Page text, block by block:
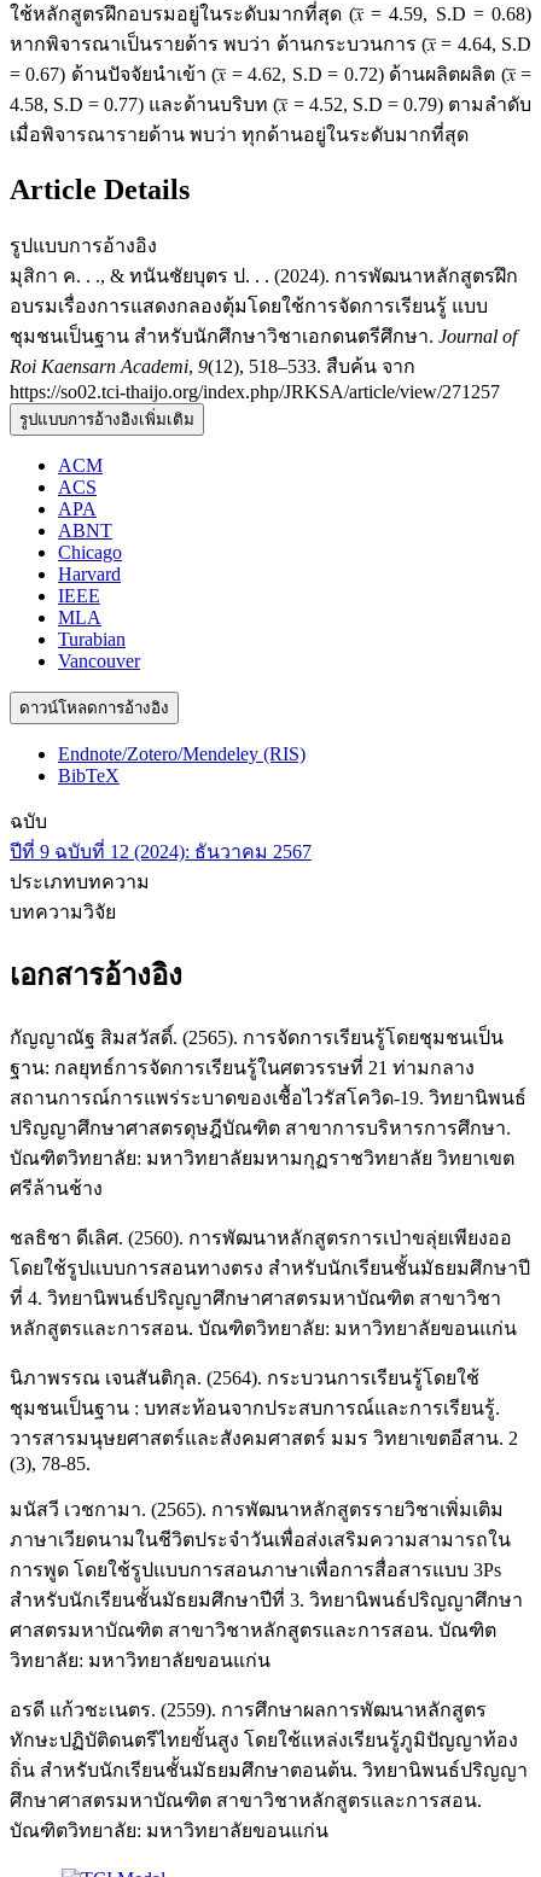
ใช้หลักสูตรฝึกอบรมอยู่ในระดับมากที่สุด (𝑥̅ = 4.59, S.D = 0.68)
หากพิจารณาเป็นรายด้าร พบว่า ด้านกระบวนการ (𝑥̅ = 4.64, S.D
= 0.67) ด้านปัจจัยนำเข้า (𝑥̅ = 4.62, S.D = 0.72) ด้านผลิตผลิต (𝑥̅ =
4.58, S.D = 0.77) และด้านบริบท (𝑥̅ = 4.52, S.D = 0.79) ตามลำดับ
เมื่อพิจารณารายด้าน พบว่า ทุกด้านอยู่ในระดับมากที่สุด
Article Details
รูปแบบการอ้างอิง
มุสิกา ค. . ., & ทนันชัยบุตร ป. . . (2024). การพัฒนาหลักสูตรฝึก
อบรมเรื่องการแสดงกลองตุ้มโดยใช้การจัดการเรียนรู้ แบบ
ชุมชนเป็นฐาน สำหรับนักศึกษาวิชาเอกดนตรีศึกษา. Journal of
Roi Kaensarn Academi, 9(12), 518–533. สืบค้น จาก
https://so02.tci-thaijo.org/index.php/JRKSA/article/view/271257
รูปแบบการอ้างอิงเพิ่มเติม
ACM
ACS
APA
ABNT
Chicago
Harvard
IEEE
MLA
Turabian
Vancouver
ดาวน์โหลดการอ้างอิง
Endnote/Zotero/Mendeley (RIS)
BibTeX
ฉบับ
ปีที่ 9 ฉบับที่ 12 (2024): ธันวาคม 2567
ประเภทบทความ
บทความวิจัย
เอกสารอ้างอิง
กัญญาณัฐ สิมสวัสดิ์. (2565). การจัดการเรียนรู้โดยชุมชนเป็น
ฐาน: กลยุทธ์การจัดการเรียนรู้ในศตวรรษที่ 21 ท่ามกลาง
สถานการณ์การแพร่ระบาดของเชื้อไวรัสโควิด-19. วิทยานิพนธ์
ปริญญาศึกษาศาสตรดุษฎีบัณฑิต สาขาการบริหารการศึกษา.
บัณฑิตวิทยาลัย: มหาวิทยาลัยมหามกุฏราชวิทยาลัย วิทยาเขต
ศรีล้านช้าง
ชลธิชา ดีเลิศ. (2560). การพัฒนาหลักสูตรการเป่าขลุ่ยเพียงออ
โดยใช้รูปแบบการสอนทางตรง สำหรับนักเรียนชั้นมัธยมศึกษาปี
ที่ 4. วิทยานิพนธ์ปริญญาศึกษาศาสตรมหาบัณฑิต สาขาวิชา
หลักสูตรและการสอน. บัณฑิตวิทยาลัย: มหาวิทยาลัยขอนแก่น
นิภาพรรณ เจนสันติกุล. (2564). กระบวนการเรียนรู้โดยใช้
ชุมชนเป็นฐาน : บทสะท้อนจากประสบการณ์และการเรียนรู้.
วารสารมนุษยศาสตร์และสังคมศาสตร์ มมร วิทยาเขตอีสาน. 2
(3), 78-85.
มนัสวี เวชกามา. (2565). การพัฒนาหลักสูตรรายวิชาเพิ่มเติม
ภาษาเวียดนามในชีวิตประจำวันเพื่อส่งเสริมความสามารถใน
การพูด โดยใช้รูปแบบการสอนภาษาเพื่อการสื่อสารแบบ 3Ps
สำหรับนักเรียนชั้นมัธยมศึกษาปีที่ 3. วิทยานิพนธ์ปริญญาศึกษา
ศาสตรมหาบัณฑิต สาขาวิชาหลักสูตรและการสอน. บัณฑิต
วิทยาลัย: มหาวิทยาลัยขอนแก่น
อรดี แก้วชะเนตร. (2559). การศึกษาผลการพัฒนาหลักสูตร
ทักษะปฏิบัติดนตรีไทยขั้นสูง โดยใช้แหล่งเรียนรู้ภูมิปัญญาท้อง
ถิ่น สำหรับนักเรียนชั้นมัธยมศึกษาตอนต้น. วิทยานิพนธ์ปริญญา
ศึกษาศาสตรมหาบัณฑิต สาขาวิชาหลักสูตรและการสอน.
บัณฑิตวิทยาลัย: มหาวิทยาลัยขอนแก่น